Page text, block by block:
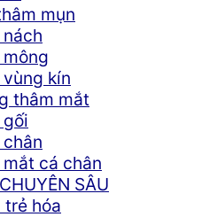
mụn
kín
thâm mắt
gối
cá chân
SÂU
trẻ hóa